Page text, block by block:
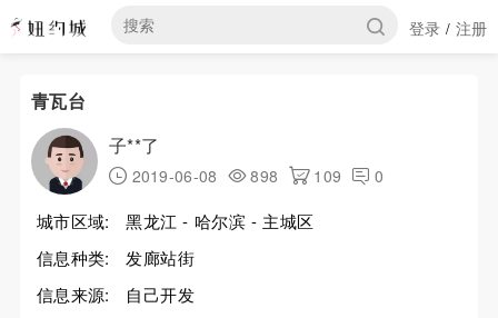
登录 / 注册
青瓦台
子**了
2019-06-08 898 109 0
城市区域:
黑龙江 - 哈尔滨 - 主城区
信息种类:
发廊站街
信息来源:
自己开发